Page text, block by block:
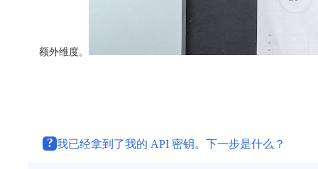
额外维度。
? 我已经拿到了我的 API 密钥。下一步是什么？